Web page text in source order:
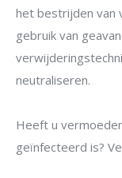
het bestrijden van
gebruik van
neutraliseren.
Heeft u
geïnfecteerd is?